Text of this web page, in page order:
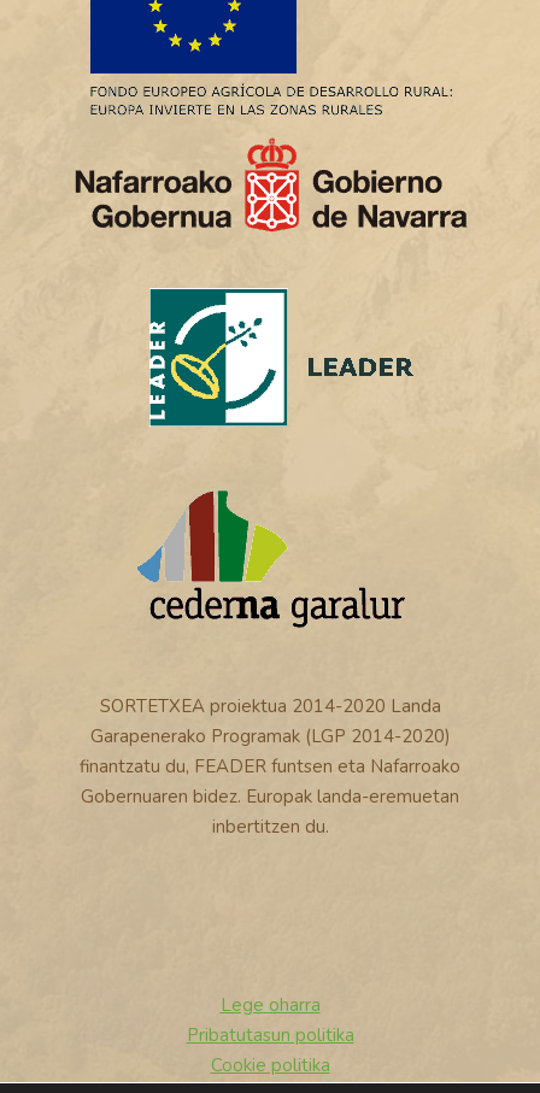
SORTETXEA proiektua 2014-2020 Landa
Garapenerako Programak (LGP 2014-2020)
finantzatu du, FEADER funtsen eta Nafarroako
Gobernuaren bidez. Europak landa-eremuetan
inbertitzen du.
Lege oharra
Pribatutasun politika
Cookie politika